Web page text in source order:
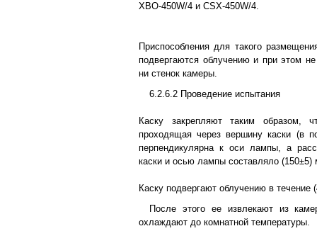
ХВО-450W/4 и CSX-450W/4.
Приспособления для такого
подвергаются облучению и при этом
ни стенок камеры.
6.2.6.2 Проведение испытания
Каску закрепляют таким образом,
проходящая через вершину каски (в
перпендикулярна к оси лампы, а
каски и осью лампы составляло (150±5)
Каску подвергают облучению в течение
После этого ее извлекают из
охлаждают до комнатной температуры.